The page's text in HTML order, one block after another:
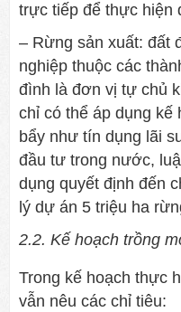
trực tiếp để thực hiện
– Rừng sản xuất: đất
nghiệp thuộc các
đình là đơn vị tự chủ
chỉ có thể áp dụng kế
bẩy như tín dụng lãi
đầu tư trong nước,
dụng quyết định đến
lý dự án 5 triệu ha
2.2. Kế hoạch trồng
Trong kế hoạch thực
vẫn nêu các chỉ tiêu: